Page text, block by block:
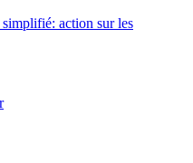
action sur les